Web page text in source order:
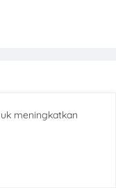
meningkatkan